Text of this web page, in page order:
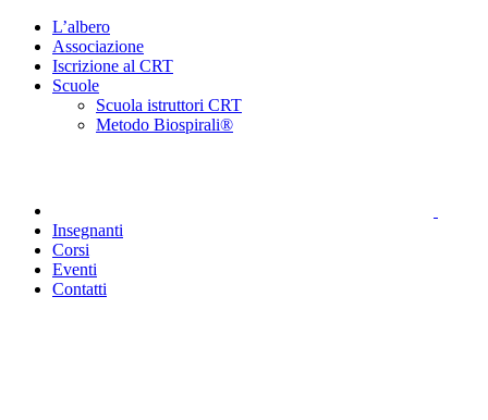
Salta
contenuto
L’albero
Associazione
Iscrizione al CRT
Scuole
Scuola istruttori CRT
Metodo Biospirali®
Insegnanti
Corsi
Eventi
Contatti